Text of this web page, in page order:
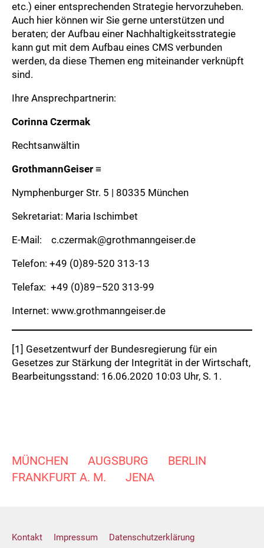
etc.) einer entsprechenden Strategie hervorzuheben.
Auch hier können wir Sie gerne unterstützen und
beraten; der Aufbau einer Nachhaltigkeitsstrategie
kann gut mit dem Aufbau eines CMS verbunden
werden, da diese Themen eng miteinander verknüpft
sind.
Ihre Ansprechpartnerin:
Corinna Czermak
Rechtsanwältin
GrothmannGeiser ≡
Nymphenburger Str. 5 | 80335 München
Sekretariat: Maria Ischimbet
E-Mail: c.czermak@grothmanngeiser.de
Telefon: +49 (0)89-520 313-13
Telefax: +49 (0)89–520 313-99
Internet: www.grothmanngeiser.de
[1] Gesetzentwurf der Bundesregierung für ein
Gesetzes zur Stärkung der Integrität in der Wirtschaft,
Bearbeitungsstand: 16.06.2020 10:03 Uhr, S. 1.
MÜNCHEN AUGSBURG
BERLIN
FRANKFURT A. M.
JENA
Kontakt Impressum Datenschutzerklärung